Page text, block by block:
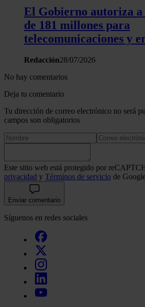
El Gobierno autoriza
de 181 millones para
telecomunicaciones y
Redacción28/07/2026
No hay comentarios
Deja tu comentario
Tu dirección de correo electrónico no será
campos son obligatorios
Este sitio web está protegido por
privacidad y Términos de servicio de
Enviar comentario
Síguenos en redes sociales